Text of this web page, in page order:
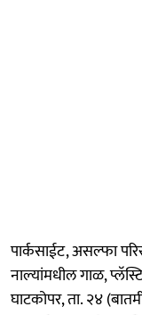
पार्कसाईट, असल्फा
नाल्यांमधील गाळ,
घाटकोपर, ता. २४